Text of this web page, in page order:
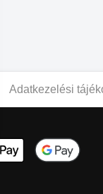
Adatkezelési